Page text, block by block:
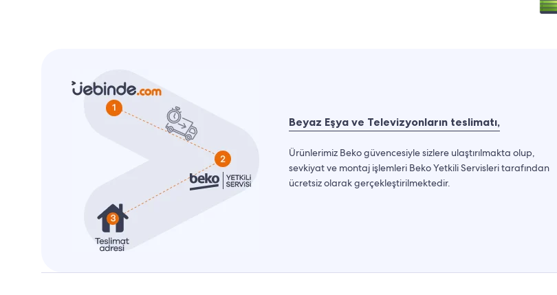
Beyaz Eşya ve Televizyonların teslimatı,
Ürünlerimiz Beko güvencesiyle sizlere ulaştırılmakta olup,
sevkiyat ve montaj işlemleri Beko Yetkili Servisleri tarafından
ücretsiz olarak gerçekleştirilmektedir.